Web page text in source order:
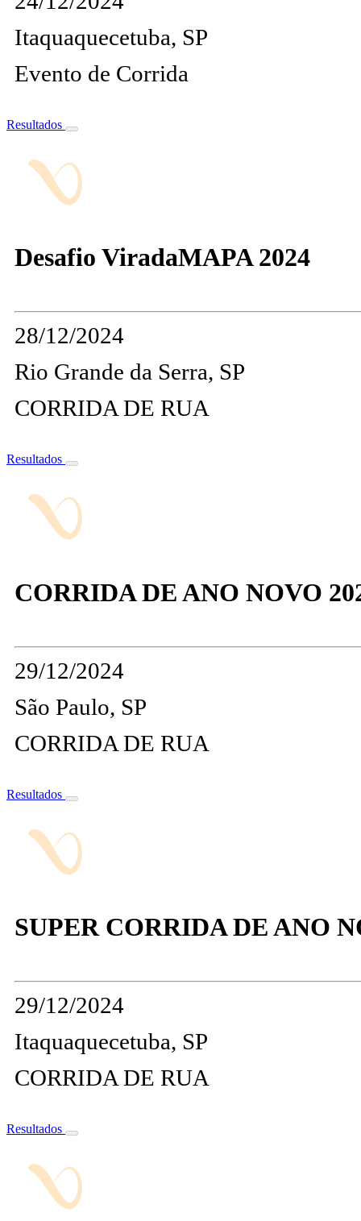
Itaquaquecetuba, SP
Evento de Corrida
Resultados
Desafio ViradaMAPA 2024
28/12/2024
Rio Grande da Serra, SP
CORRIDA DE RUA
Resultados
CORRIDA DE ANO NOVO
29/12/2024
São Paulo, SP
CORRIDA DE RUA
Resultados
SUPER CORRIDA DE ANO
29/12/2024
Itaquaquecetuba, SP
CORRIDA DE RUA
Resultados